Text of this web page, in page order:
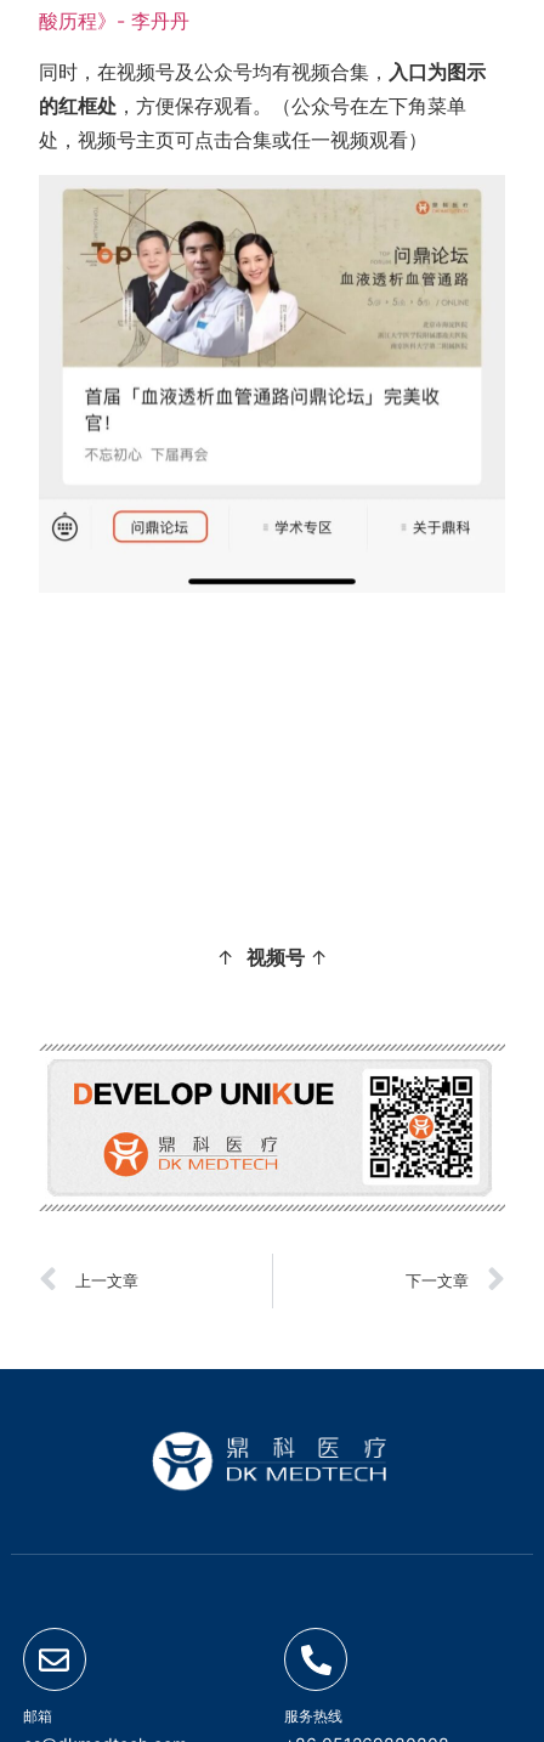
酸历程》- 李丹丹
同时，在视频号及公众号均有视频合集， 入口为图示
的红框处 ，方便保存观看。（公众号在左下角菜单
处，视频号主页可点击合集或任一视频观看）
↑ 视频号 ↑
上一文章 下一文章
邮箱 服务热线